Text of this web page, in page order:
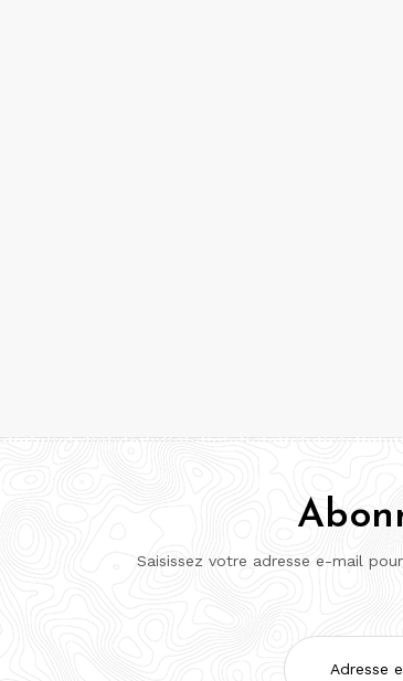
Saisissez votre adresse e-mail
Adresse
e-